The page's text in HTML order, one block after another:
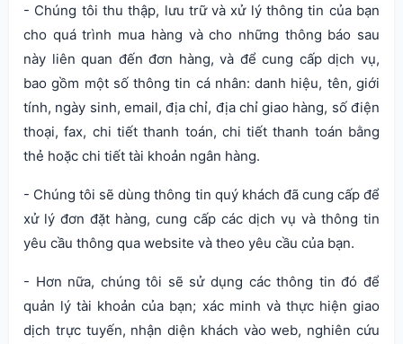
- Chúng tôi thu thập, lưu trữ và xử lý thông tin của bạn
cho quá trình mua hàng và cho những thông báo sau
này liên quan đến đơn hàng, và để cung cấp dịch vụ,
bao gồm một số thông tin cá nhân: danh hiệu, tên, giới
tính, ngày sinh, email, địa chỉ, địa chỉ giao hàng, số điện
thoại, fax, chi tiết thanh toán, chi tiết thanh toán bằng
thẻ hoặc chi tiết tài khoản ngân hàng.
- Chúng tôi sẽ dùng thông tin quý khách đã cung cấp để
xử lý đơn đặt hàng, cung cấp các dịch vụ và thông tin
yêu cầu thông qua website và theo yêu cầu của bạn.
- Hơn nữa, chúng tôi sẽ sử dụng các thông tin đó để
quản lý tài khoản của bạn; xác minh và thực hiện giao
dịch trực tuyến, nhận diện khách vào web, nghiên cứu